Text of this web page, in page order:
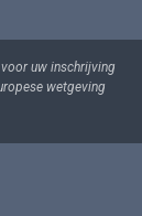
uw inschrijving
wetgeving